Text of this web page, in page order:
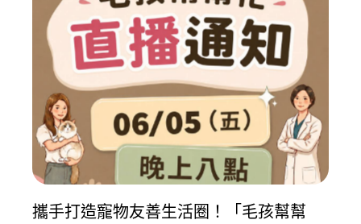
攜手打造寵物友善生活圈！「毛孩幫幫